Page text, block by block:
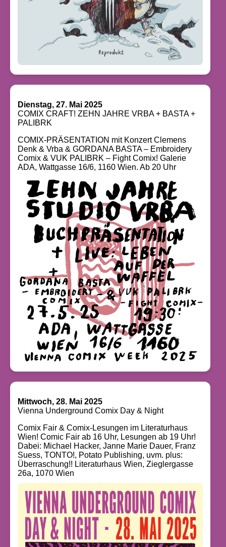
Dienstag, 27. Mai 2025
COMIX CRAFT! ZEHN JAHRE VRBA + BASTA +
PALIBRK
COMIX-PRÄSENTATION mit Konzert Clemens
Denk & Vrba & GORDANA BASTA – Embroidery
Comix & VUK PALIBRK – Fight Comix! Galerie
ADA, Wattgasse 16/6, 1160 Wien. Ab 20 Uhr
Mittwoch, 28. Mai 2025
Vienna Underground Comix Day & Night
Comix Fair & Comix-Lesungen im Literaturhaus
Wien! Comic Fair ab 16 Uhr, Lesungen ab 19 Uhr!
Dabei: Michael Hacker, Janne Marie Dauer, Franz
Suess, TONTO!, Potato Publishing, uvm. plus:
Überraschung!! Literaturhaus Wien, Zieglergasse
26a, 1070 Wien